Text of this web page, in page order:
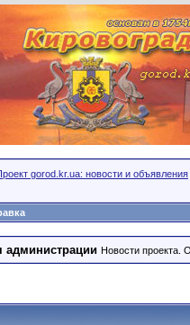
gorod.kr.ua: новости и объявления
администрации Новости проекта.